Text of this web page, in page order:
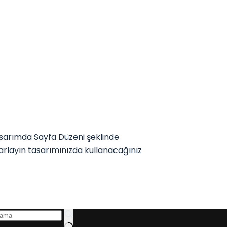
Sayfa Düzeni şeklinde
tasarımınızda kullanacağınız